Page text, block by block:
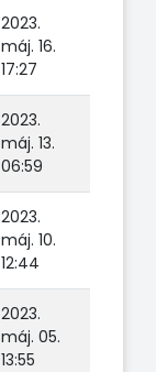
2023.
máj. 16.
17:27
2023.
máj. 13.
06:59
2023.
máj. 10.
12:44
2023.
máj. 05.
13:55